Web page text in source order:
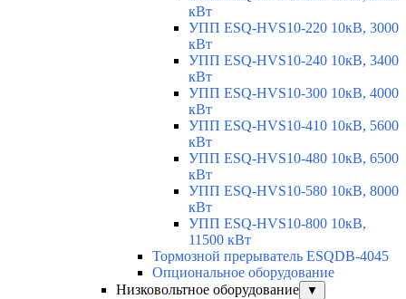
кВт
УПП ESQ-HVS10-220 10кВ, 3000
кВт
УПП ESQ-HVS10-240 10кВ, 3400
кВт
УПП ESQ-HVS10-300 10кВ, 4000
кВт
УПП ESQ-HVS10-410 10кВ, 5600
кВт
УПП ESQ-HVS10-480 10кВ, 6500
кВт
УПП ESQ-HVS10-580 10кВ, 8000
кВт
УПП ESQ-HVS10-800 10кВ,
11500 кВт
Тормозной прерыватель ESQDB-4045
Опциональное оборудование
Низковольтное оборудование
▼